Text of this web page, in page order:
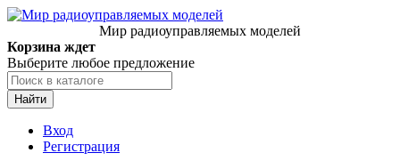
Мир радиоуправляемых моделей
Корзина ждет
Выберите любое предложение
Найти
Вход
Регистрация